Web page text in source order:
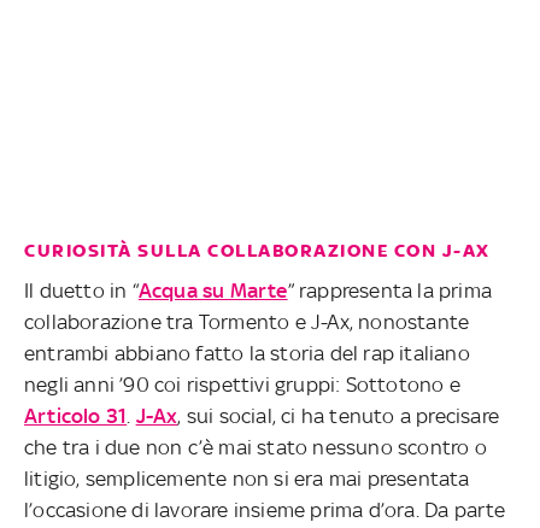
CURIOSITÀ SULLA COLLABORAZIONE CON J-AX
Il duetto in “Acqua su Marte” rappresenta la prima
collaborazione tra Tormento e J-Ax, nonostante
entrambi abbiano fatto la storia del rap italiano
negli anni ’90 coi rispettivi gruppi: Sottotono e
Articolo 31. J-Ax, sui social, ci ha tenuto a precisare
che tra i due non c’è mai stato nessuno scontro o
litigio, semplicemente non si era mai presentata
l’occasione di lavorare insieme prima d’ora. Da parte